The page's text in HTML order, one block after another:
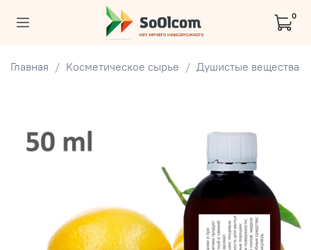
0
Главная Косметическое сырье Душистые вещества